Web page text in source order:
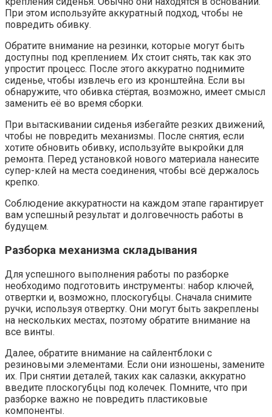
При этом используйте аккуратный подход, чтобы не
повредить обивку.
Обратите внимание на резинки, которые могут быть
доступны под креплением. Их стоит снять, так как это
упростит процесс. После этого аккуратно поднимите
сиденье, чтобы извлечь его из кронштейна. Если вы
обнаружите, что обивка стёртая, возможно, имеет смысл
заменить её во время сборки.
При вытаскивании сиденья избегайте резких движений,
чтобы не повредить механизмы. После снятия, если
хотите обновить обивку, используйте выкройки для
ремонта. Перед установкой нового материала нанесите
супер-клей на места соединения, чтобы всё держалось
крепко.
Соблюдение аккуратности на каждом этапе гарантирует
вам успешный результат и долговечность работы в
будущем.
Разборка механизма складывания
Для успешного выполнения работы по разборке
необходимо подготовить инструменты: набор ключей,
отвертки и, возможно, плоскогубцы. Сначала снимите
ручки, используя отвертку. Они могут быть закреплены
на нескольких местах, поэтому обратите внимание на
все винты.
Далее, обратите внимание на сайлентблоки с
резиновыми элементами. Если они изношены, замените
их. При снятии деталей, таких как салазки, аккуратно
введите плоскогубцы под колечек. Помните, что при
разборке важно не повредить пластиковые
компоненты.